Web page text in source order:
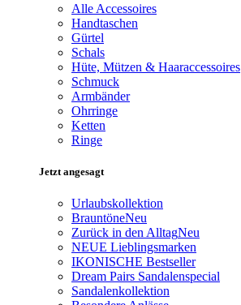
Alle Accessoires
Handtaschen
Gürtel
Schals
Hüte, Mützen & Haaraccessoires
Schmuck
Armbänder
Ohrringe
Ketten
Ringe
Jetzt angesagt
Urlaubskollektion
BrauntöneNeu
Zurück in den AlltagNeu
NEUE Lieblingsmarken
IKONISCHE Bestseller
Dream Pairs Sandalenspecial
Sandalenkollektion